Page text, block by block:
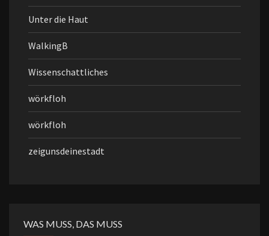
Unter die Haut
WalkingB
Wissenschattliches
wörkfloh
wörkfloh
zeigunsdeinestadt
WAS MUSS, DAS MUSS